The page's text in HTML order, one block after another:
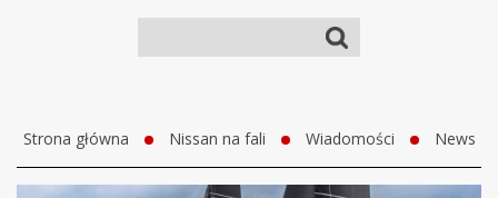
Strona główna Nissan na fali Wiadomości News